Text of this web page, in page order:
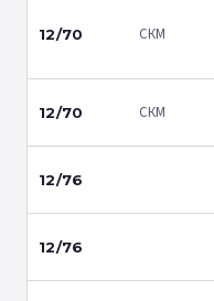
12/70 СКМ
12/70 СКМ
12/76
12/76